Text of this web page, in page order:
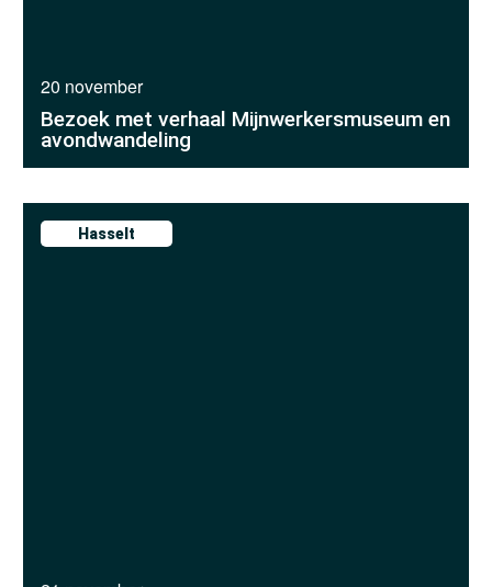
20 november
Bezoek met verhaal Mijnwerkersmuseum en
avondwandeling
Hasselt